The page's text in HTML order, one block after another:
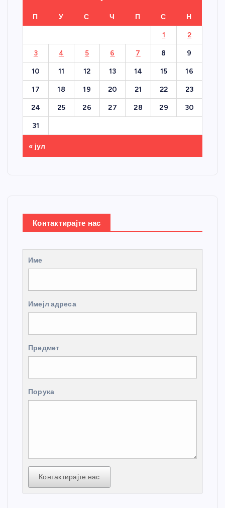
П У С Ч П С Н
1 2
3 4 5 6 7 8 9
10 11 12 13 14 15 16
17 18 19 20 21 22 23
24 25 26 27 28 29 30
31
« јул
Контактирајте нас
Име
Имејл адреса
Предмет
Порука
Контактирајте нас